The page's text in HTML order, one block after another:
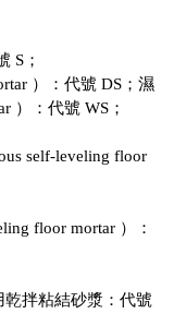
S；
）：代號 DS；濕
）：代號 WS；
self-leveling floor
floor mortar ）：
拌粘結砂漿：代號